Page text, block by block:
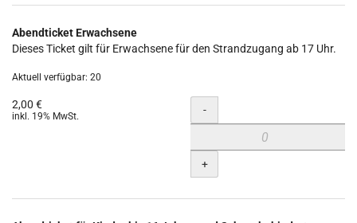
Abendticket Erwachsene
Dieses Ticket gilt für Erwachsene für den Strandzugang ab 17 Uhr.
Aktuell verfügbar: 20
2,00 €
inkl. 19% MwSt. Menge
-
+